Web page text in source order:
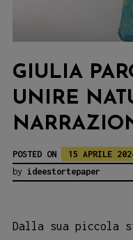
GIULIA
UNIRE
POSTED ON
15 APRILE
by ideestortepaper
Dalla sua piccola